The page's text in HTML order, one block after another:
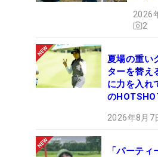
2026
2
夏場の重い
ターを替
に力を入れ
の
2026年8月7
「パーテ